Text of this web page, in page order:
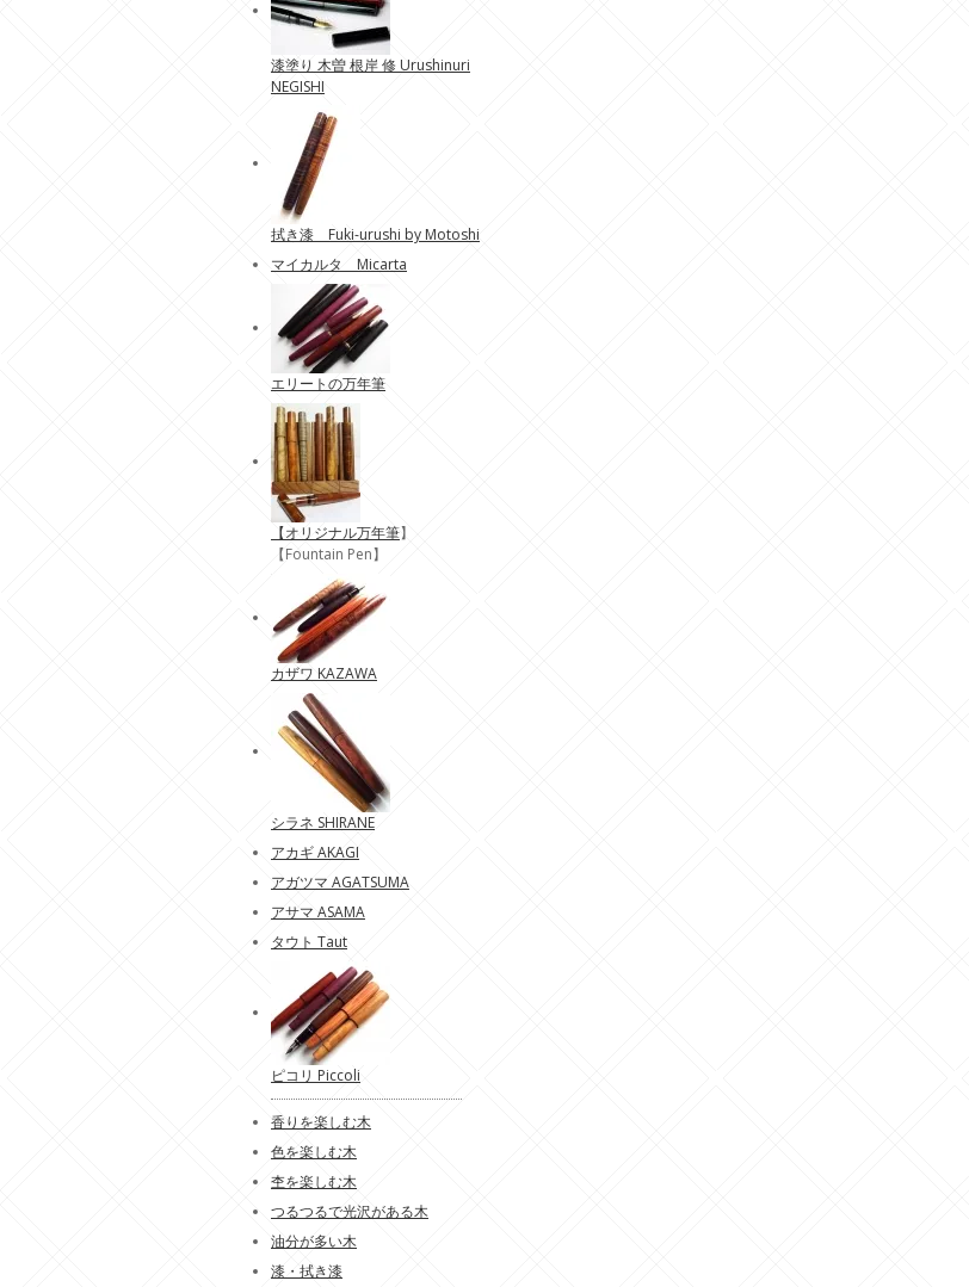
漆塗り 木曽 根岸 修 Urushinuri
NEGISHI
拭き漆 Fuki-urushi by Motoshi
マイカルタ Micarta
エリートの万年筆
【オリジナル万年筆】
【Fountain Pen】
カザワ KAZAWA
シラネ SHIRANE
アカギ AKAGI
アガツマ AGATSUMA
アサマ ASAMA
タウト Taut
ピコリ Piccoli
香りを楽しむ木
色を楽しむ木
杢を楽しむ木
つるつるで光沢がある木
油分が多い木
漆・拭き漆